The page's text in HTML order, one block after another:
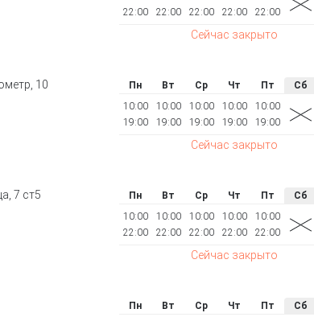
22:00
22:00
22:00
22:00
22:00
Сейчас закрыто
10 Пн Вт Ср Чт Пт Сб
10:00
19:00
10:00
19:00
10:00
19:00
10:00
19:00
10:00
19:00
Сейчас закрыто
7 ст5 Пн Вт Ср Чт Пт Сб
10:00
22:00
10:00
22:00
10:00
22:00
10:00
22:00
10:00
22:00
Сейчас закрыто
Пн Вт Ср Чт Пт Сб